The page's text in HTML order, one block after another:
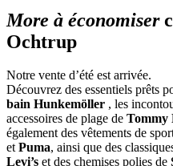
More à économiser
Ochtrup
Notre vente d’été est arrivée.
Découvrez des essentiels prêts
bain Hunkemöller , les
accessoires de plage de Tommy
également des vêtements de
etPuma, ainsi que des
Levi’s et des chemises polies de